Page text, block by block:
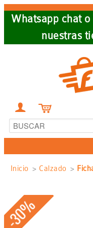
Skip
Whatsapp chat
nuestras
 
Sobrescribir
de
Inicio Calzado
-30%